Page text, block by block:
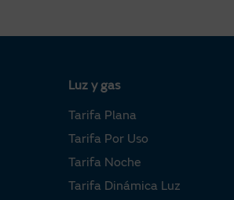
Luz y gas
Tarifa Plana
Tarifa Por Uso
Tarifa Noche
Tarifa Dinámica Luz